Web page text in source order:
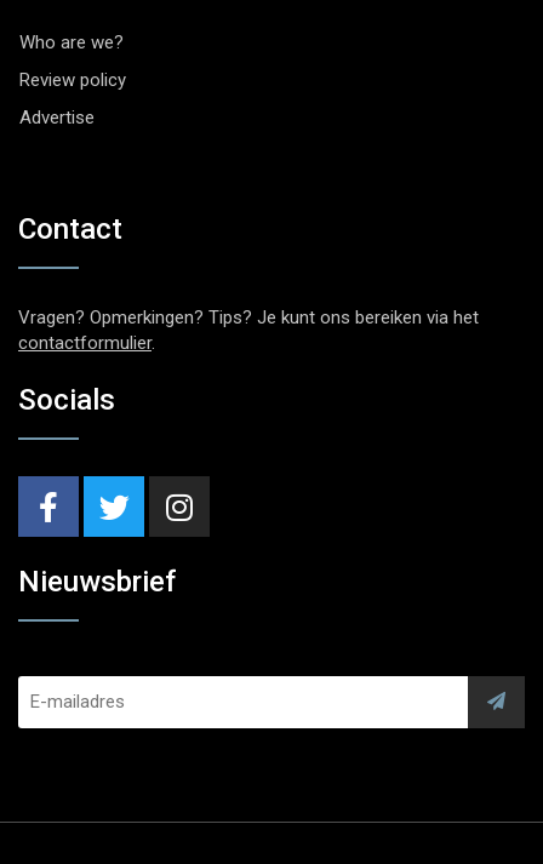
Who are we?
Review policy
Advertise
Contact
Vragen? Opmerkingen? Tips? Je kunt ons bereiken via het
contactformulier.
Socials
Nieuwsbrief